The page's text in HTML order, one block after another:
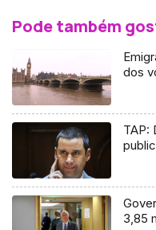
Pode também
dos
TAP:
3,85